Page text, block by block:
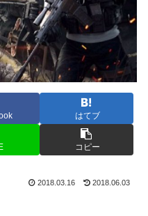
はてブ
コピー
2018.03.16 2018.06.03